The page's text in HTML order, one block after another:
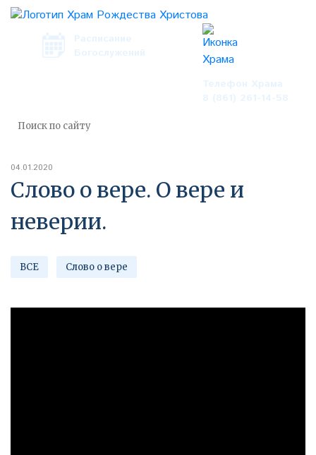
04.01.2020
Слово о вере. О вере и
неверии.
ВСЕ Слово о вере